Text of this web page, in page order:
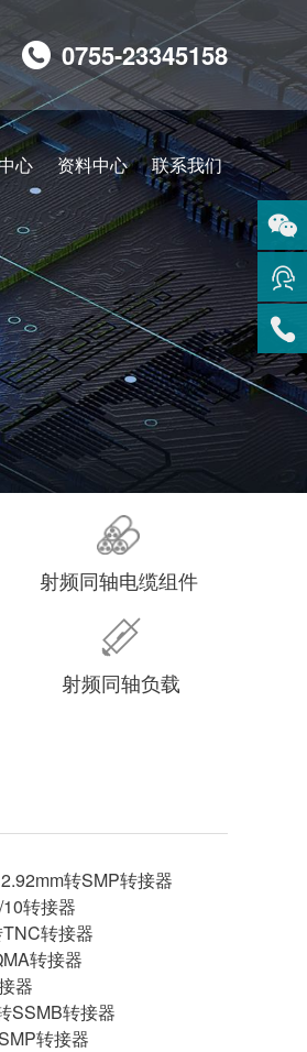
0755-23345158
心 资料中心 联系我们
射频同轴电缆组件
射频同轴负载
2.92mm转SMP转接器
转接器
转接器
转接器
器
SSMB转接器
转接器
扫码
咨询
在线
客服
服务
热线